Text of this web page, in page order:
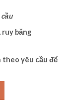
, ruy băng
theo yêu cầu để